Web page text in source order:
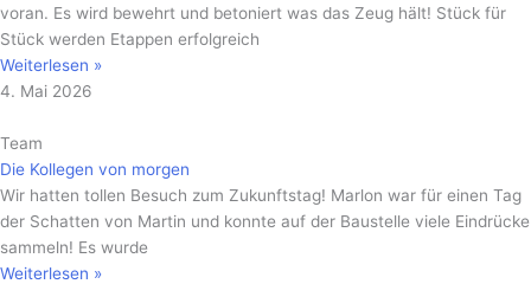
voran. Es wird bewehrt und betoniert was das Zeug hält! Stück für
Stück werden Etappen erfolgreich
Weiterlesen »
4. Mai 2026
Team
Die Kollegen von morgen
Wir hatten tollen Besuch zum Zukunftstag! Marlon war für einen Tag
der Schatten von Martin und konnte auf der Baustelle viele Eindrücke
sammeln! Es wurde
Weiterlesen »